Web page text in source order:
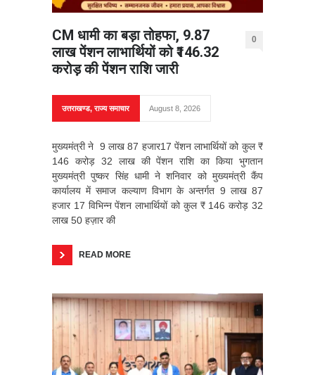
CM धामी का बड़ा तोहफा, 9.87
लाख पेंशन लाभार्थियों को ₹146.32
करोड़ की पेंशन राशि जारी
0
उत्तराखण्ड,राज्य समाचार August 8, 2026
मुख्यमंत्री ने 9 लाख 87 हजार17 पेंशन लाभार्थियों को कुल ₹
146 करोड़ 32 लाख की पेंशन राशि का किया भुगतान
मुख्यमंत्री पुष्कर सिंह धामी ने शनिवार को मुख्यमंत्री कैंप
कार्यालय में समाज कल्याण विभाग के अन्तर्गत 9 लाख 87
हजार 17 विभिन्न पेंशन लाभार्थियों को कुल ₹ 146 करोड़ 32
लाख 50 हज़ार की
READ MORE